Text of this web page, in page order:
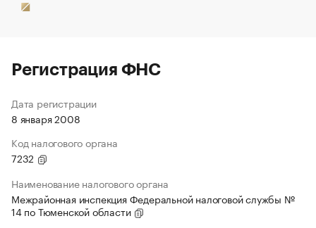
Регистрация ФНС
Дата регистрации
8 января 2008
Код налогового органа
7232
Наименование налогового органа
Межрайонная инспекция Федеральной налоговой службы №
14 по Тюменской области